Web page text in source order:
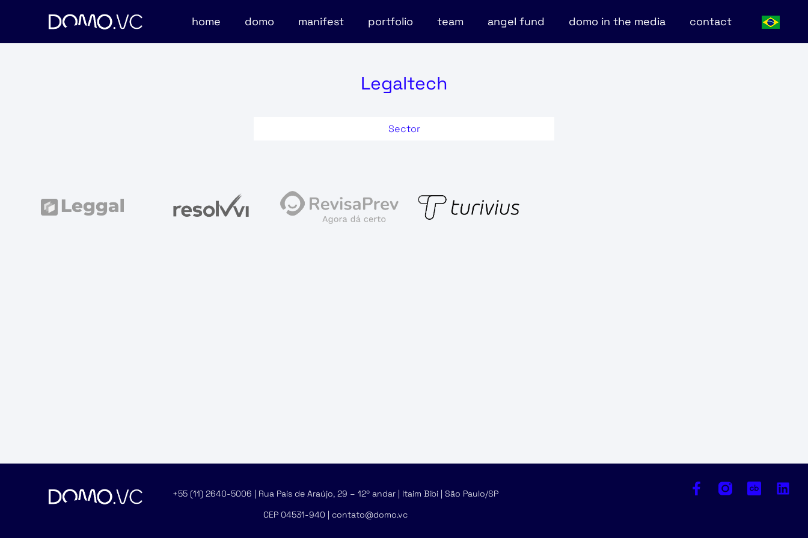
home domo manifest portfolio team angel fund domo in the media contact
Legaltech
Sector
+55 (11) 2640-5006 | Rua Pais de Araújo, 29 – 12º andar | Itaim Bibi | São Paulo/SP
CEP 04531-940 | contato@domo.vc